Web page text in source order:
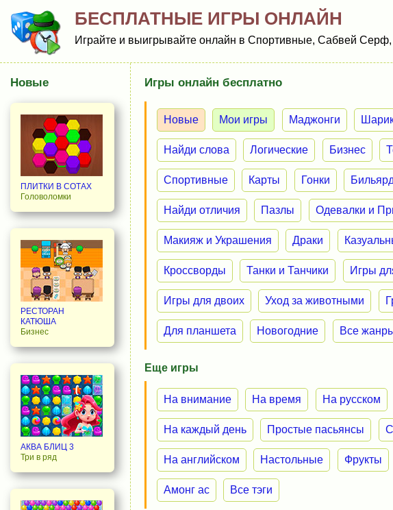
БЕСПЛАТНЫЕ ИГРЫ ОНЛАЙН
Играйте и выигрывайте онлайн в Спортивные, Сабвей Серф,
Игры онлайн бесплатно
Новые Мои игры Маджонги
Найди слова Логические Бизнес
Спортивные Карты Гонки Бильярд
Найди отличия Пазлы Одевалки и
Макияж и Украшения Драки
Кроссворды Танки и Танчики Игры
Игры для двоих Уход за животными
Для планшета Новогодние Все
Еще игры
На внимание На время На русском
На каждый день Простые пасьянсы
На английском Настольные Фрукты
Амонг ас Все тэги
Новые
ПЛИТКИ В СОТАХ
Головоломки
РЕСТОРАН
КАТЮША
Бизнес
АКВА БЛИЦ 3
Три в ряд